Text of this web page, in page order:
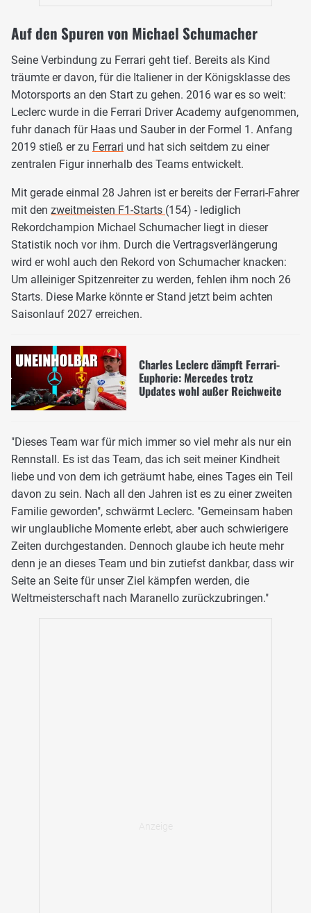
Auf den Spuren von Michael Schumacher
Seine Verbindung zu Ferrari geht tief. Bereits als Kind
träumte er davon, für die Italiener in der Königsklasse des
Motorsports an den Start zu gehen. 2016 war es so weit:
Leclerc wurde in die Ferrari Driver Academy aufgenommen,
fuhr danach für Haas und Sauber in der Formel 1. Anfang
2019 stieß er zu Ferrari und hat sich seitdem zu einer
zentralen Figur innerhalb des Teams entwickelt.
Mit gerade einmal 28 Jahren ist er bereits der Ferrari-Fahrer
mit den zweitmeisten F1-Starts (154) - lediglich
Rekordchampion Michael Schumacher liegt in dieser
Statistik noch vor ihm. Durch die Vertragsverlängerung
wird er wohl auch den Rekord von Schumacher knacken:
Um alleiniger Spitzenreiter zu werden, fehlen ihm noch 26
Starts. Diese Marke könnte er Stand jetzt beim achten
Saisonlauf 2027 erreichen.
Charles Leclerc dämpft Ferrari-
Euphorie: Mercedes trotz
Updates wohl außer Reichweite
"Dieses Team war für mich immer so viel mehr als nur ein
Rennstall. Es ist das Team, das ich seit meiner Kindheit
liebe und von dem ich geträumt habe, eines Tages ein Teil
davon zu sein. Nach all den Jahren ist es zu einer zweiten
Familie geworden", schwärmt Leclerc. "Gemeinsam haben
wir unglaubliche Momente erlebt, aber auch schwierigere
Zeiten durchgestanden. Dennoch glaube ich heute mehr
denn je an dieses Team und bin zutiefst dankbar, dass wir
Seite an Seite für unser Ziel kämpfen werden, die
Weltmeisterschaft nach Maranello zurückzubringen."